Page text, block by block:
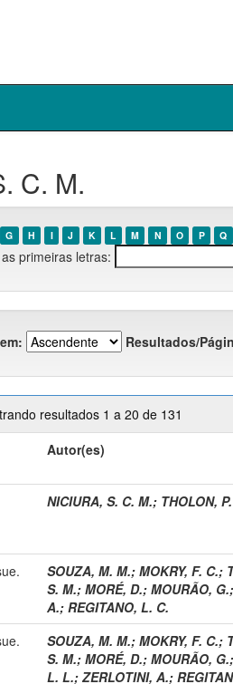
C. M.
G H I J K L M N O P Q
primeiras letras:
Resultados/
resultados 1 a 20 de 131
Autor(es)
NICIURA, S. C. M.; THOLON, P.
SOUZA, M. M.; MOKRY, F. C.;
S. M.; MORÉ, D.; MOURÃO, G.;
A.; REGITANO, L. C.
SOUZA, M. M.; MOKRY, F. C.;
S. M.; MORÉ, D.; MOURÃO, G.;
L. L.; ZERLOTINI, A.;